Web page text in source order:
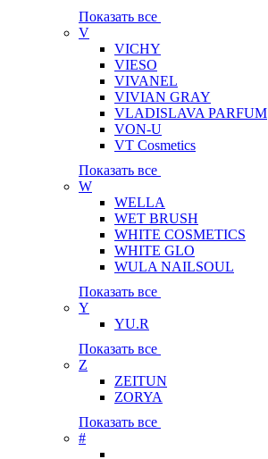
Показать все
V
VICHY
VIESO
VIVANEL
VIVIAN GRAY
VLADISLAVA PARFUM
VON-U
VT Cosmetics
Показать все
W
WELLA
WET BRUSH
WHITE COSMETICS
WHITE GLO
WULA NAILSOUL
Показать все
Y
YU.R
Показать все
Z
ZEITUN
ZORYA
Показать все
#